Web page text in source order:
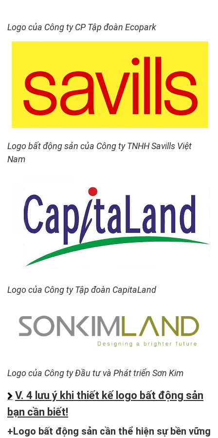
Logo của Công ty CP Tập đoàn Ecopark
Logo bất động sản của Công ty TNHH Savills Việt
Nam
Logo của Công ty Tập đoàn CapitaLand
Logo của Công ty Đầu tư và Phát triển Sơn Kim
V. 4 lưu ý khi thiết kế logo bất động sản
bạn cần biết!
Logo bất động sản cần thể hiện sự bền vững